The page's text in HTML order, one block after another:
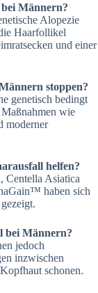
Männern?
Alopezie
Haarfollikel
und einer
stoppen?
genetisch bedingt
wie
moderner
helfen?
Centella Asiatica
haben sich
bei Männern?
jedoch
inzwischen
schonen.